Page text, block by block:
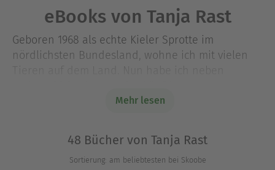
eBooks von Tanja Rast
Geboren 1968 als echte Kieler Sprotte im
nördlichsten Bundesland, wohne ich mit vielen
Verlagsveröffentlichungen das Abenteuer
Fantasy in allen möglichen Richtungen: Urban,
Geistergeschichten, Gay Romance und Heroic
Romance und noch viel mehr.
Mehr lesen
48 Bücher von Tanja Rast
Sortierung: am beliebtesten bei Skoobe